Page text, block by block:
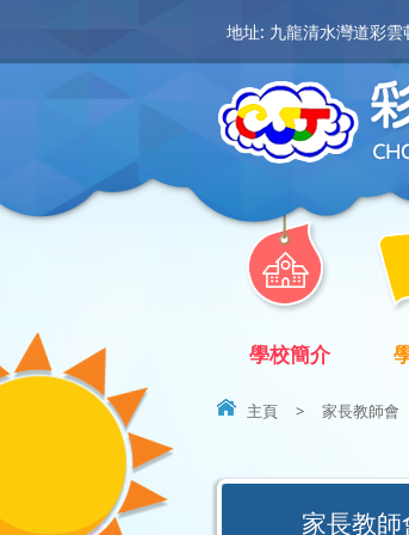
地址: 九龍清水灣道彩雲
學校簡介
主頁 > 家長教師會
家長教師